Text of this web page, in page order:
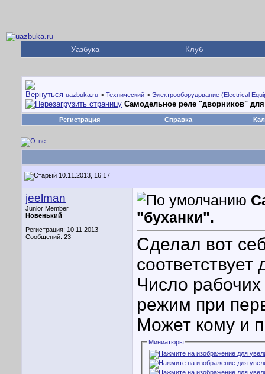
Уазбука Клуб
uazbuka.ru > Технический > Электрооборудование (Electrical
Cамодельное реле "дворников"
Регистрация Справка
10.11.2013, 16:17
jeelman
Junior Member
Новенький
Регистрация: 10.11.2013
Сообщений: 23
"буханки".
Сделал вот
Число
режим при
Может кому и
Миниатюры